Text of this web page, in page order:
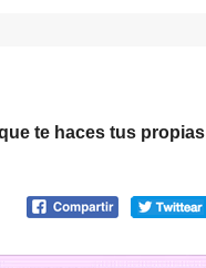
te haces tus propias